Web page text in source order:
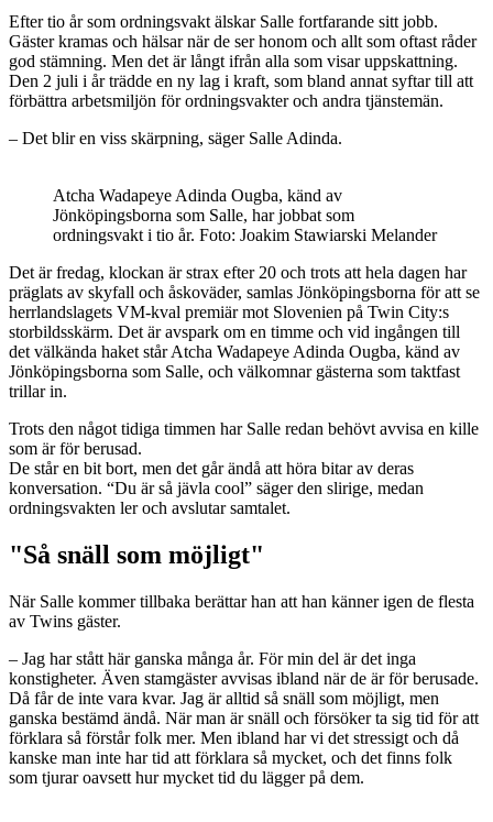
Efter tio år som ordningsvakt älskar Salle fortfarande sitt jobb.
Gäster kramas och hälsar när de ser honom och allt som oftast råder
god stämning. Men det är långt ifrån alla som visar uppskattning.
Den 2 juli i år trädde en ny lag i kraft, som bland annat syftar till att
förbättra arbetsmiljön för ordningsvakter och andra tjänstemän.
– Det blir en viss skärpning, säger Salle Adinda.
Atcha Wadapeye Adinda Ougba, känd av
Jönköpingsborna som Salle, har jobbat som
ordningsvakt i tio år. Foto: Joakim Stawiarski Melander
Det är fredag, klockan är strax efter 20 och trots att hela dagen har
präglats av skyfall och åskoväder, samlas Jönköpingsborna för att se
herrlandslagets VM-kval premiär mot Slovenien på Twin City:s
storbildsskärm. Det är avspark om en timme och vid ingången till
det välkända haket står Atcha Wadapeye Adinda Ougba, känd av
Jönköpingsborna som Salle, och välkomnar gästerna som taktfast
trillar in.
Trots den något tidiga timmen har Salle redan behövt avvisa en kille
som är för berusad.
De står en bit bort, men det går ändå att höra bitar av deras
konversation. “Du är så jävla cool” säger den slirige, medan
ordningsvakten ler och avslutar samtalet.
"Så snäll som möjligt"
När Salle kommer tillbaka berättar han att han känner igen de flesta
av Twins gäster.
– Jag har stått här ganska många år. För min del är det inga
konstigheter. Även stamgäster avvisas ibland när de är för berusade.
Då får de inte vara kvar. Jag är alltid så snäll som möjligt, men
ganska bestämd ändå. När man är snäll och försöker ta sig tid för att
förklara så förstår folk mer. Men ibland har vi det stressigt och då
kanske man inte har tid att förklara så mycket, och det finns folk
som tjurar oavsett hur mycket tid du lägger på dem.